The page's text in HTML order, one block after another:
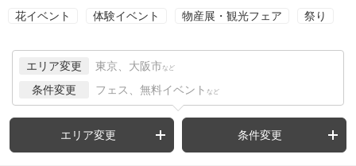
花イベント 体験イベント 物産展・観光フェア 祭り
エリア変更 東京、大阪市 など
条件変更 フェス、無料イベント など
エリア変更 条件変更